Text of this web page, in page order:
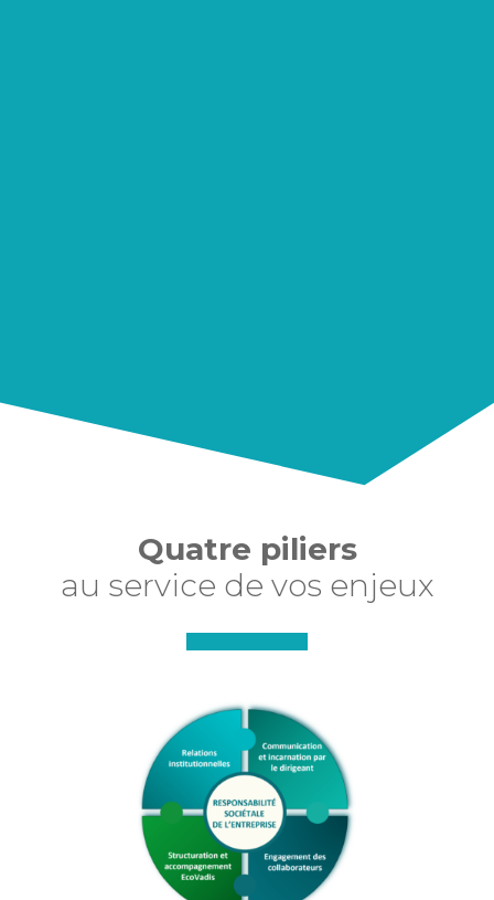
Quatre piliers
au service de vos enjeux